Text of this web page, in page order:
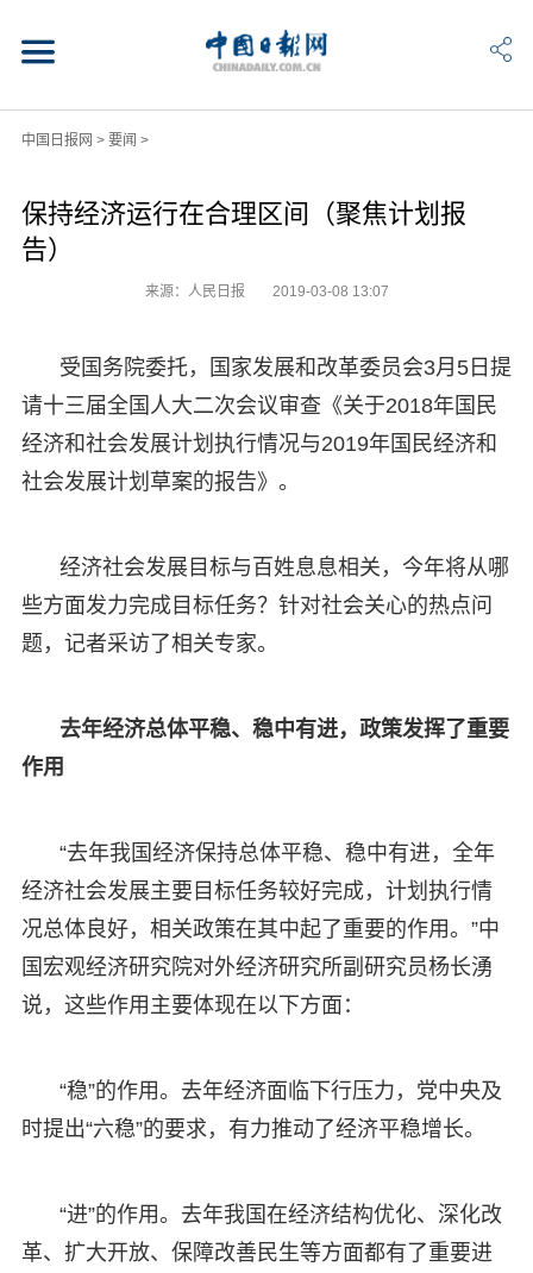
中国日报网 > 要闻 >
保持经济运行在合理区间（聚焦计划报
告）
来源：人民日报 2019-03-08 13:07
受国务院委托，国家发展和改革委员会3月5日提
请十三届全国人大二次会议审查《关于2018年国民
经济和社会发展计划执行情况与2019年国民经济和
社会发展计划草案的报告》。
经济社会发展目标与百姓息息相关，今年将从哪
些方面发力完成目标任务？针对社会关心的热点问
题，记者采访了相关专家。
去年经济总体平稳、稳中有进，政策发挥了重要
作用
“去年我国经济保持总体平稳、稳中有进，全年
经济社会发展主要目标任务较好完成，计划执行情
况总体良好，相关政策在其中起了重要的作用。”中
国宏观经济研究院对外经济研究所副研究员杨长湧
说，这些作用主要体现在以下方面：
“稳”的作用。去年经济面临下行压力，党中央及
时提出“六稳”的要求，有力推动了经济平稳增长。
“进”的作用。去年我国在经济结构优化、深化改
革、扩大开放、保障改善民生等方面都有了重要进